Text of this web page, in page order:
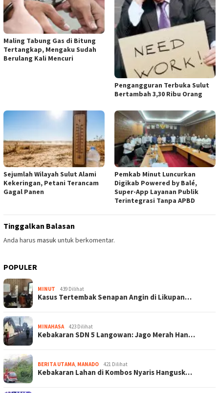
Maling Tabung Gas di Bitung
Tertangkap, Mengaku Sudah
Berulang Kali Mencuri
Pengangguran Terbuka Sulut
Bertambah 3,30 Ribu Orang
Sejumlah Wilayah Sulut Alami
Kekeringan, Petani Terancam
Gagal Panen
Pemkab Minut Luncurkan
Digikab Powered by Balé,
Super-App Layanan Publik
Terintegrasi Tanpa APBD
Tinggalkan Balasan
Anda harus masukuntuk berkomentar.
POPULER
MINUT 439 Dilihat
Kasus Tertembak Senapan Angin di Likupan…
MINAHASA 423 Dilihat
Kebakaran SDN 5 Langowan: Jago Merah Han…
BERITA UTAMA, MANADO 421 Dilihat
Kebakaran Lahan di Kombos Nyaris Hangusk…